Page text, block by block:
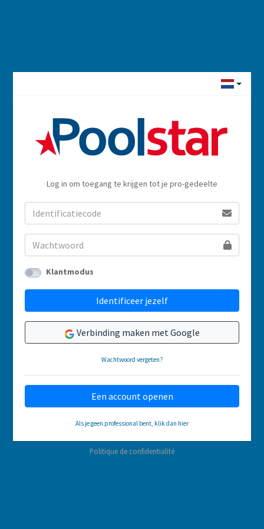
Log in om toegang te krijgen tot je pro-gedeelte
Klantmodus
Identificeer jezelf
Verbinding maken met Google
Wachtwoord vergeten?
Een account openen
Als je geen professional bent, klik dan hier
Politique de confidentialité